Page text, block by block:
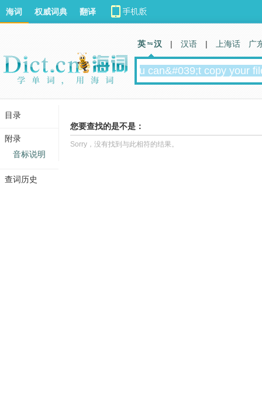
您要查找的是不是：
Sorry，没有找到与此相符的结果。
海词 权威词典 翻译
英 汉 | 汉语 | 上海话 广
目录
附录
音标说明
查词历史